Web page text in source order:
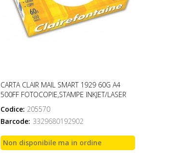
CARTA CLAIR MAIL SMART 1929 60G A4
500FF FOTOCOPIE,STAMPE INKJET/LASER
Codice: 205570
Barcode: 3329680192902
Non disponibile ma in ordine